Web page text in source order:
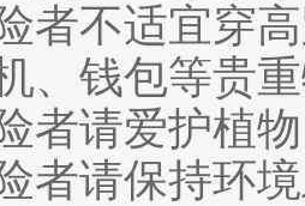
者不适宜穿
、钱包等贵
者请爱护植
者请保持环